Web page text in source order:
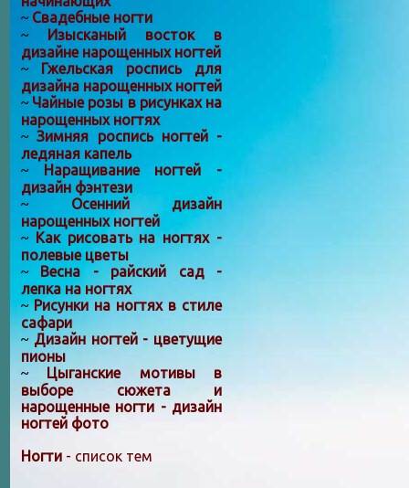
~ Свадебные ногти
~ Изысканый восток в
дизайне нарощенных ногтей
~ Гжельская роспись для
дизайна нарощенных ногтей
~ Чайные розы в рисунках на
нарощенных ногтях
~Зимняя роспись ногтей -
ледяная капель
~ Наращивание ногтей -
дизайн фэнтези
~ Осенний дизайн
нарощенных ногтей
~ Как рисовать на ногтях -
полевые цветы
~ Весна - райский сад -
лепка на ногтях
~Рисунки на ногтях в стиле
сафари
~ Дизайн ногтей - цветущие
пионы
~ Цыганские мотивы в
выборе сюжета и
нарощенные ногти - дизайн
ногтей фото
Ногти - список тем